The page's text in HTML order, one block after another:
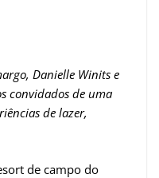
Danielle Winits e
convidados de uma
de lazer,
de campo do